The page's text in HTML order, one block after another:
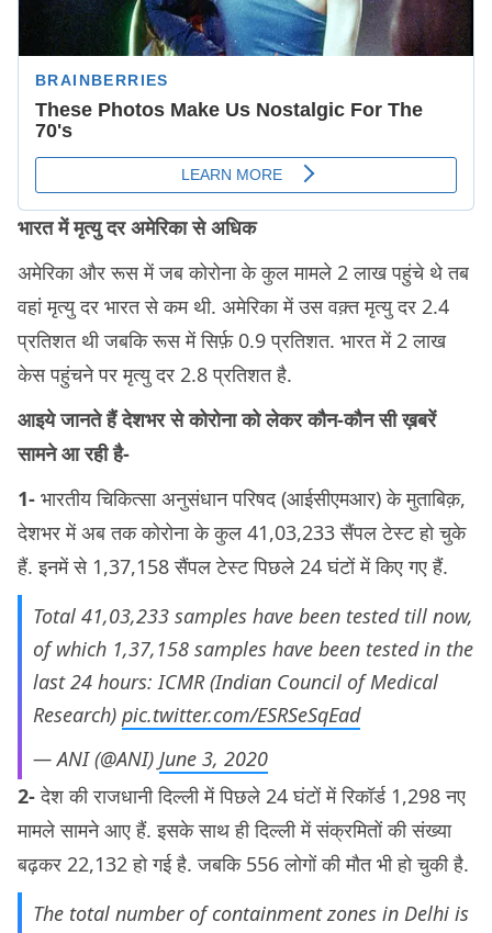
भारत में मृत्यु दर अमेरिका से अधिक
अमेरिका और रूस में जब कोरोना के कुल मामले 2 लाख पहुंचे थे तब
वहां मृत्यु दर भारत से कम थी. अमेरिका में उस वक़्त मृत्यु दर 2.4
प्रतिशत थी जबकि रूस में सिर्फ़ 0.9 प्रतिशत. भारत में 2 लाख
केस पहुंचने पर मृत्यु दर 2.8 प्रतिशत है.
आइये जानते हैं देशभर से कोरोना को लेकर कौन-कौन सी ख़बरें
सामने आ रही है-
1- भारतीय चिकित्सा अनुसंधान परिषद (आईसीएमआर) के मुताबिक़,
देशभर में अब तक कोरोना के कुल 41,03,233 सैंपल टेस्ट हो चुके
हैं. इनमें से 1,37,158 सैंपल टेस्ट पिछले 24 घंटों में किए गए हैं.
Total 41,03,233 samples have been tested till now,
of which 1,37,158 samples have been tested in the
last 24 hours: ICMR (Indian Council of Medical
Research) pic.twitter.com/ESRSeSqEad
— ANI (@ANI) June 3, 2020
2-देश की राजधानी दिल्ली में पिछले 24 घंटों में रिकॉर्ड 1,298 नए
मामले सामने आए हैं. इसके साथ ही दिल्ली में संक्रमितों की संख्या
बढ़कर 22,132 हो गई है. जबकि 556 लोगों की मौत भी हो चुकी है.
The total number of containment zones in Delhi is